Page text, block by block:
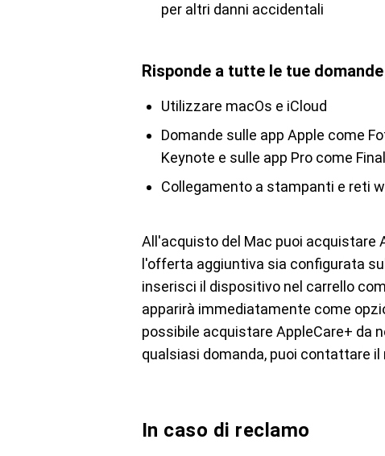
per altri danni accidentali
Risponde a tutte le tue
Utilizzare macOs e iCloud
Domande sulle app Apple come
Keynote e sulle app Pro come
Collegamento a stampanti e reti
All'acquisto del Mac puoi acquistare
l'offerta aggiuntiva sia configurata
inserisci il dispositivo nel carrello
apparirà immediatamente come
possibile acquistare AppleCare+ da
qualsiasi domanda, puoi contattare il
In caso di reclamo